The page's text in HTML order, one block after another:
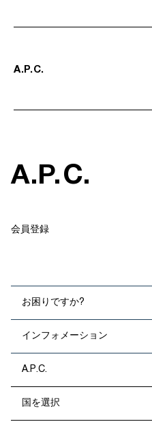
A. P. C.
A.P.C.
会員登録
お困りですか?
インフォメーション
A.P.C.
国を選択